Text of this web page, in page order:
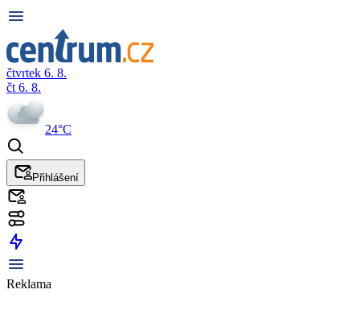
čtvrtek 6. 8.
čt 6. 8.
24°C
Přihlášení
Reklama